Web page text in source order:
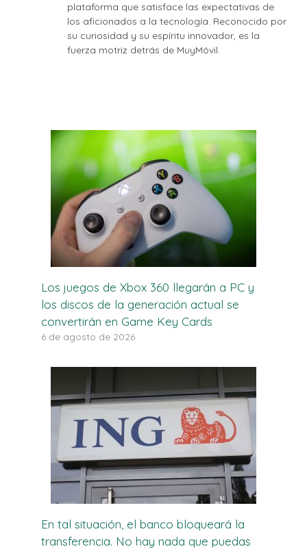
plataforma que satisface las expectativas de
los aficionados a la tecnología. Reconocido por
su curiosidad y su espíritu innovador, es la
fuerza motriz detrás de MuyMóvil.
Los juegos de Xbox 360 llegarán a PC y
los discos de la generación actual se
convertirán en Game Key Cards
6 de agosto de 2026
En tal situación, el banco bloqueará la
transferencia. No hay nada que puedas